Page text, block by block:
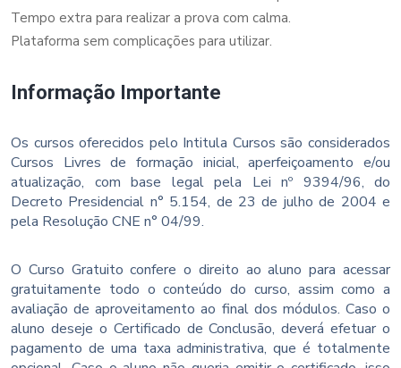
Tempo extra para realizar a prova com calma.
Plataforma sem complicações para utilizar.
Informação Importante
Os cursos oferecidos pelo Intitula Cursos são considerados
Cursos Livres de formação inicial, aperfeiçoamento e/ou
atualização, com base legal pela Lei nº 9394/96, do
Decreto Presidencial n° 5.154, de 23 de julho de 2004 e
pela Resolução CNE n° 04/99.
O Curso Gratuito confere o direito ao aluno para acessar
gratuitamente todo o conteúdo do curso, assim como a
avaliação de aproveitamento ao final dos módulos. Caso o
aluno deseje o Certificado de Conclusão, deverá efetuar o
pagamento de uma taxa administrativa, que é totalmente